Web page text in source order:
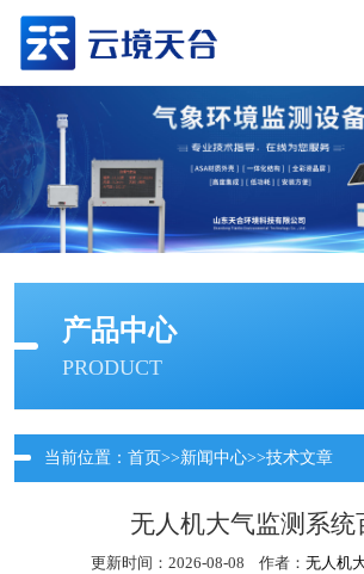
产品中心
PRODUCT
当前位置： 首页>>新闻中心>>技术文章
无人机大气监测系统
更新时间：2026-08-08 作者： 无人机